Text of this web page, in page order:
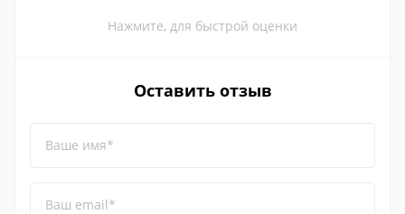
Нажмите, для быстрой оценки
Оставить отзыв
Ваше имя*
Ваш email*